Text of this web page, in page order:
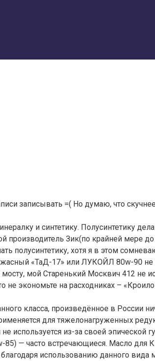
записывать =( Но думаю, что
и синтетику. Полусинтетику
Зик(по крайней мере
полусинтетику, хотя я в этом
«ТаД-17» или ЛУКОЙЛ 80w-90 не
мой Старенький Москвич 412 не
экономьте на расходниках –
класса, произведённое в России
для тяжелонагруженных
из-за своей эпической
85) — часто встречающиеся. Масло
использованию данного вида